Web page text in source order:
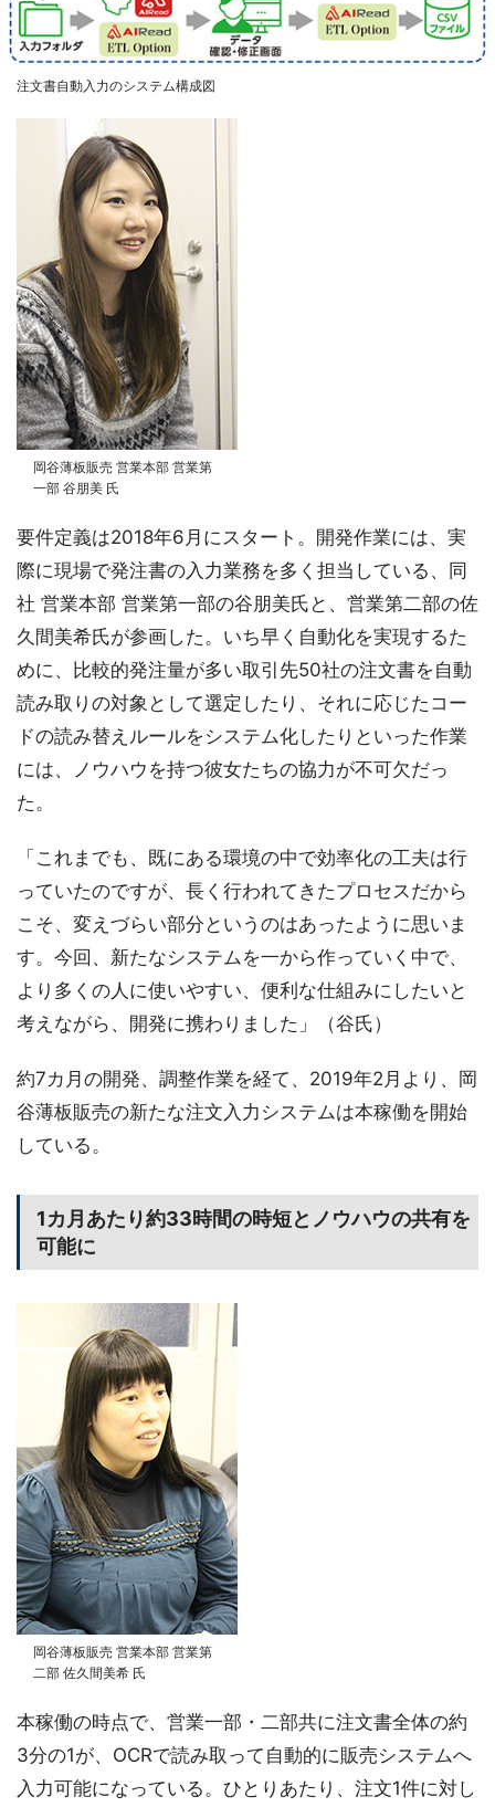
注文書自動入力のシステム構成図
岡谷薄板販売 営業本部 営業第
一部 谷朋美 氏
要件定義は2018年6月にスタート。開発作業には、実
際に現場で発注書の入力業務を多く担当している、同
社 営業本部 営業第一部の谷朋美氏と、営業第二部の佐
久間美希氏が参画した。いち早く自動化を実現するた
めに、比較的発注量が多い取引先50社の注文書を自動
読み取りの対象として選定したり、それに応じたコー
ドの読み替えルールをシステム化したりといった作業
には、ノウハウを持つ彼女たちの協力が不可欠だっ
た。
「これまでも、既にある環境の中で効率化の工夫は行
っていたのですが、長く行われてきたプロセスだから
こそ、変えづらい部分というのはあったように思いま
す。今回、新たなシステムを一から作っていく中で、
より多くの人に使いやすい、便利な仕組みにしたいと
考えながら、開発に携わりました」（谷氏）
約7カ月の開発、調整作業を経て、2019年2月より、岡
谷薄板販売の新たな注文入力システムは本稼働を開始
している。
1カ月あたり約33時間の時短とノウハウの共有を
可能に
岡谷薄板販売 営業本部 営業第
二部 佐久間美希 氏
本稼働の時点で、営業一部・二部共に注文書全体の約
3分の1が、OCRで読み取って自動的に販売システムへ
入力可能になっている。ひとりあたり、注文1件に対し